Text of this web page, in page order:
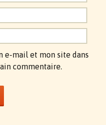
e-mail et mon site dans
commentaire.